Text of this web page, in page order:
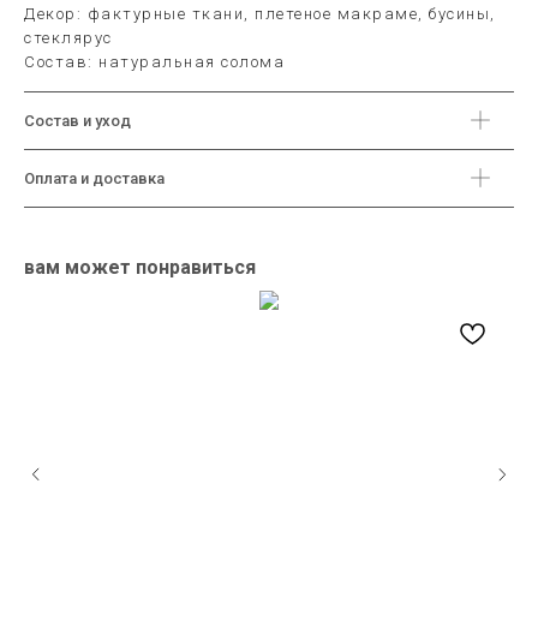
Декор: фактурные ткани, плетеное макраме, бусины,
стеклярус
Состав: натуральная солома
Cостав и уход
Оплата и доставка
вам может понравиться